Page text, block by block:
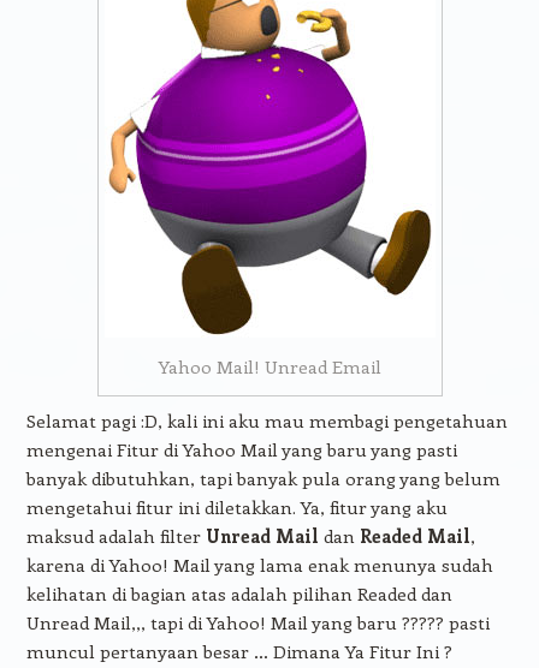
Yahoo Mail! Unread Email
Selamat pagi :D, kali ini aku mau membagi pengetahuan
mengenai Fitur di Yahoo Mail yang baru yang pasti
banyak dibutuhkan, tapi banyak pula orang yang belum
mengetahui fitur ini diletakkan. Ya, fitur yang aku
maksud adalah filter Unread Mail dan Readed Mail,
karena di Yahoo! Mail yang lama enak menunya sudah
kelihatan di bagian atas adalah pilihan Readed dan
Unread Mail,,, tapi di Yahoo! Mail yang baru ????? pasti
muncul pertanyaan besar … Dimana Ya Fitur Ini ?